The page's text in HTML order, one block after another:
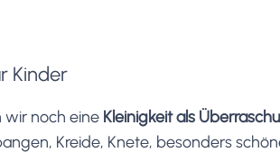
Kinder
wir noch eine Kleinigkeit als
Kreide, Knete, besonders